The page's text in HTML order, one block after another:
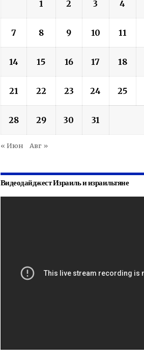
1 2 3 4
7 8 9 10 11
14 15 16 17 18
21 22 23 24 25
28 29 30 31
« Июн Авг »
Видеодайджест Израиль и израильтяне